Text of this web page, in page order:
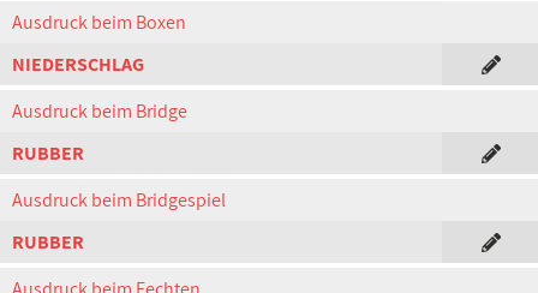
Ausdruck beim Boxen
NIEDERSCHLAG
Ausdruck beim Bridge
RUBBER
Ausdruck beim Bridgespiel
RUBBER